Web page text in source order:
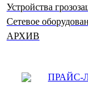
Устройства
Сетевое
АРХИВ
ПРАЙС-